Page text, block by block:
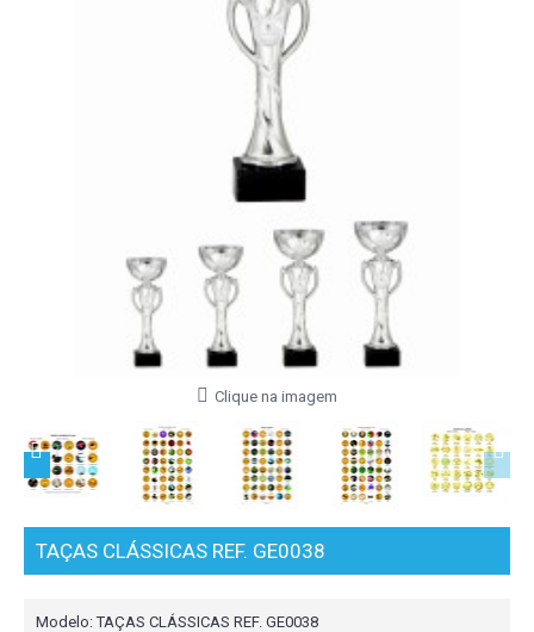
Clique na imagem
TAÇAS CLÁSSICAS REF. GE0038
Modelo:TAÇAS CLÁSSICAS REF. GE0038